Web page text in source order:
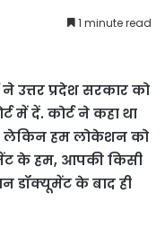
1 minute read
उत्तर प्रदेश सरकार को
में दें. कोर्ट ने कहा था
लेकिन हम लोकेशन को
के हम, आपकी किसी
डॉक्यूमेंट के बाद ही